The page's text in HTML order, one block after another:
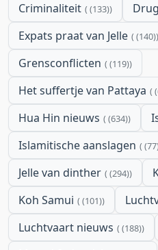
Criminaliteit (133)
Expats praat van Jelle (140)
Grensconflicten (119)
Het suffertje van Pattaya
Hua Hin nieuws (634)
Islamitische aanslagen
Jelle van dinther (294)
Koh Samui (101)
Luchtvaart nieuws (188)